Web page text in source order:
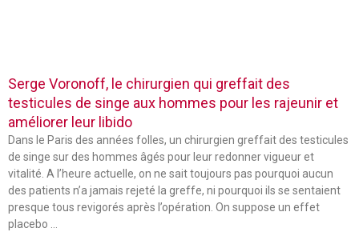
Serge Voronoff, le chirurgien qui greffait des
testicules de singe aux hommes pour les rajeunir et
améliorer leur libido
Dans le Paris des années folles, un chirurgien greffait des testicules
de singe sur des hommes âgés pour leur redonner vigueur et
vitalité. A l’heure actuelle, on ne sait toujours pas pourquoi aucun
des patients n’a jamais rejeté la greffe, ni pourquoi ils se sentaient
presque tous revigorés après l’opération. On suppose un effet
placebo …